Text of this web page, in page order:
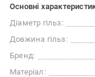
Основні
Діаметр гільз:
Довжина гільз:
Бренд:
Матеріал: